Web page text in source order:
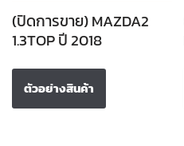
(ปิดการขาย) MAZDA2
1.3TOP ปี 2018
ตัวอย่างสินค้า